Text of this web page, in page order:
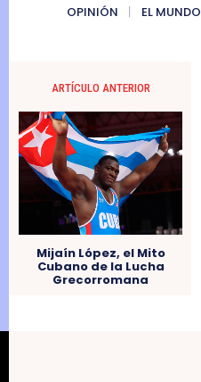
OPINIÓN
EL MUNDO
ARTÍCULO ANTERIOR
Mijaín López, el Mito
Cubano de la Lucha
Grecorromana